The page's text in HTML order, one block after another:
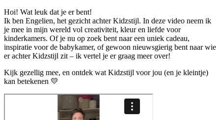
Hoi! Wat leuk dat je er bent!
Ik ben Engelien, het gezicht achter Kidzstijl. In deze video neem ik
je mee in mijn wereld vol creativiteit, kleur en liefde voor
kinderkamers. Of je nu op zoek bent naar een uniek cadeau,
inspiratie voor de babykamer, of gewoon nieuwsgierig bent naar wie
er achter Kidzstijl zit – ik vertel je er graag meer over!
Kijk gezellig mee, en ontdek wat Kidzstijl voor jou (en je kleintje)
kan betekenen 💛